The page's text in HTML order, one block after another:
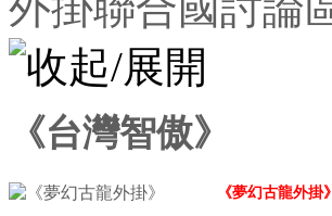
《台灣智傲》
《夢幻古龍外掛》